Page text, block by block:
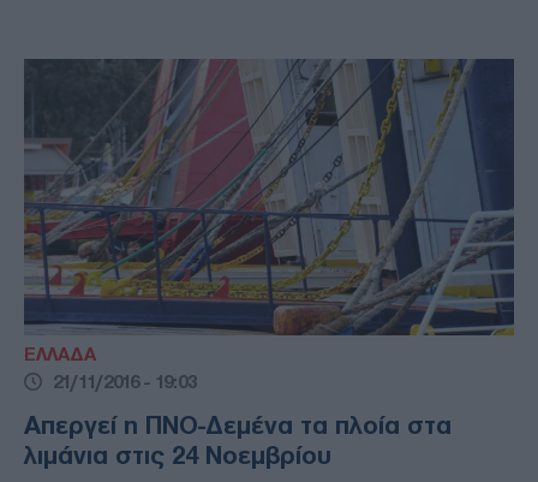
ΕΛΛΑΔΑ
21/11/2016 - 19:03
Απεργεί η ΠΝΟ-Δεμένα τα πλοία στα
λιμάνια στις 24 Νοεμβρίου